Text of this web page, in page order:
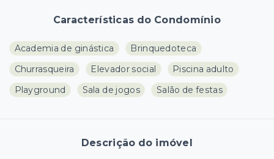
Características do Condomínio
Academia de ginástica
Brinquedoteca
Churrasqueira
Elevador social
Piscina adulto
Playground
Sala de jogos Salão de festas
Descrição do imóvel